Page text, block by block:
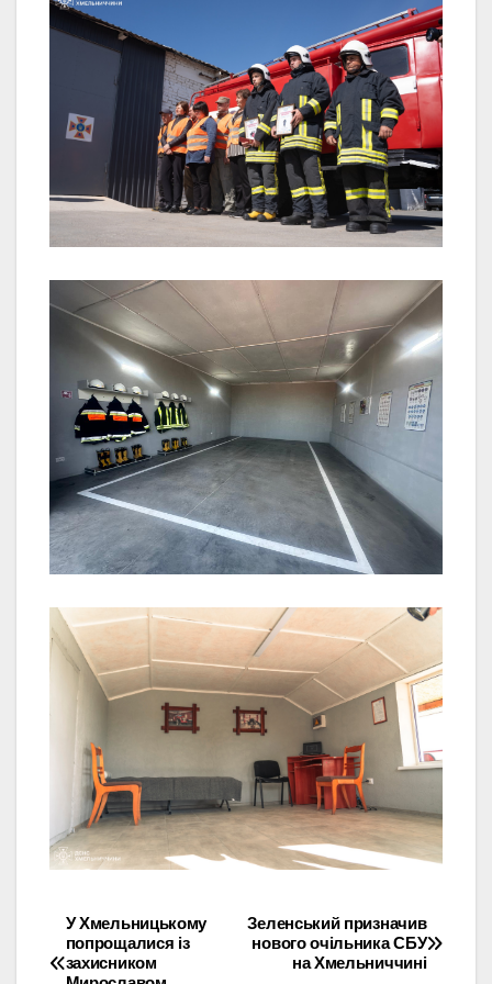
Навігація
Зеленський призначив
нового очільника СБУ
на Хмельниччині
У Хмельницькому
попрощалися із
захисником